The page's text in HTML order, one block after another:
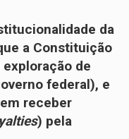
da
a Constituição
de
federal), e
receber
) pela